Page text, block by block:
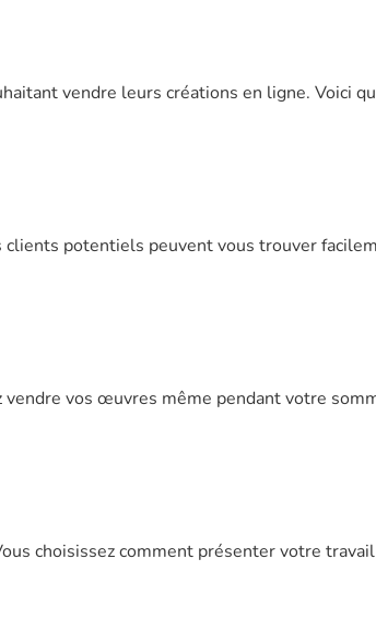
vendre leurs créations en ligne. Voici
clients potentiels peuvent vous trouver
vos œuvres même pendant votre
choisissez comment présenter votre